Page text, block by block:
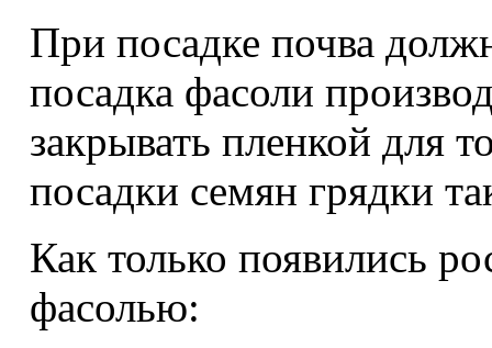
При посадке почва
посадка фасоли
закрывать пленкой для
посадки семян грядки
Как только появились
фасолью: